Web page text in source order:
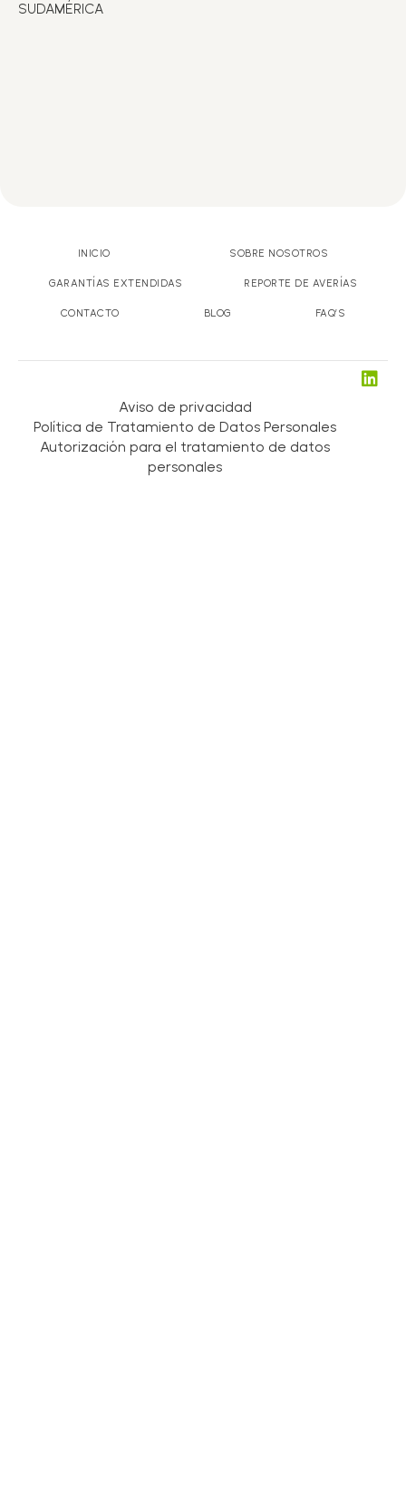
SUDAMÉRICA
INICIO SOBRE NOSOTROS
GARANTÍAS EXTENDIDAS REPORTE DE AVERÍAS
CONTACTO BLOG FAQ’S
Aviso de privacidad
Política de Tratamiento de Datos Personales
Autorización para el tratamiento de datos
personales